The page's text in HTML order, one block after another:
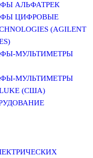
АЛЬФАТРЕК
ЦИФРОВЫЕ
(AGILENT
МУЛЬТИМЕТРЫ
МУЛЬТИМЕТРЫ
(США)